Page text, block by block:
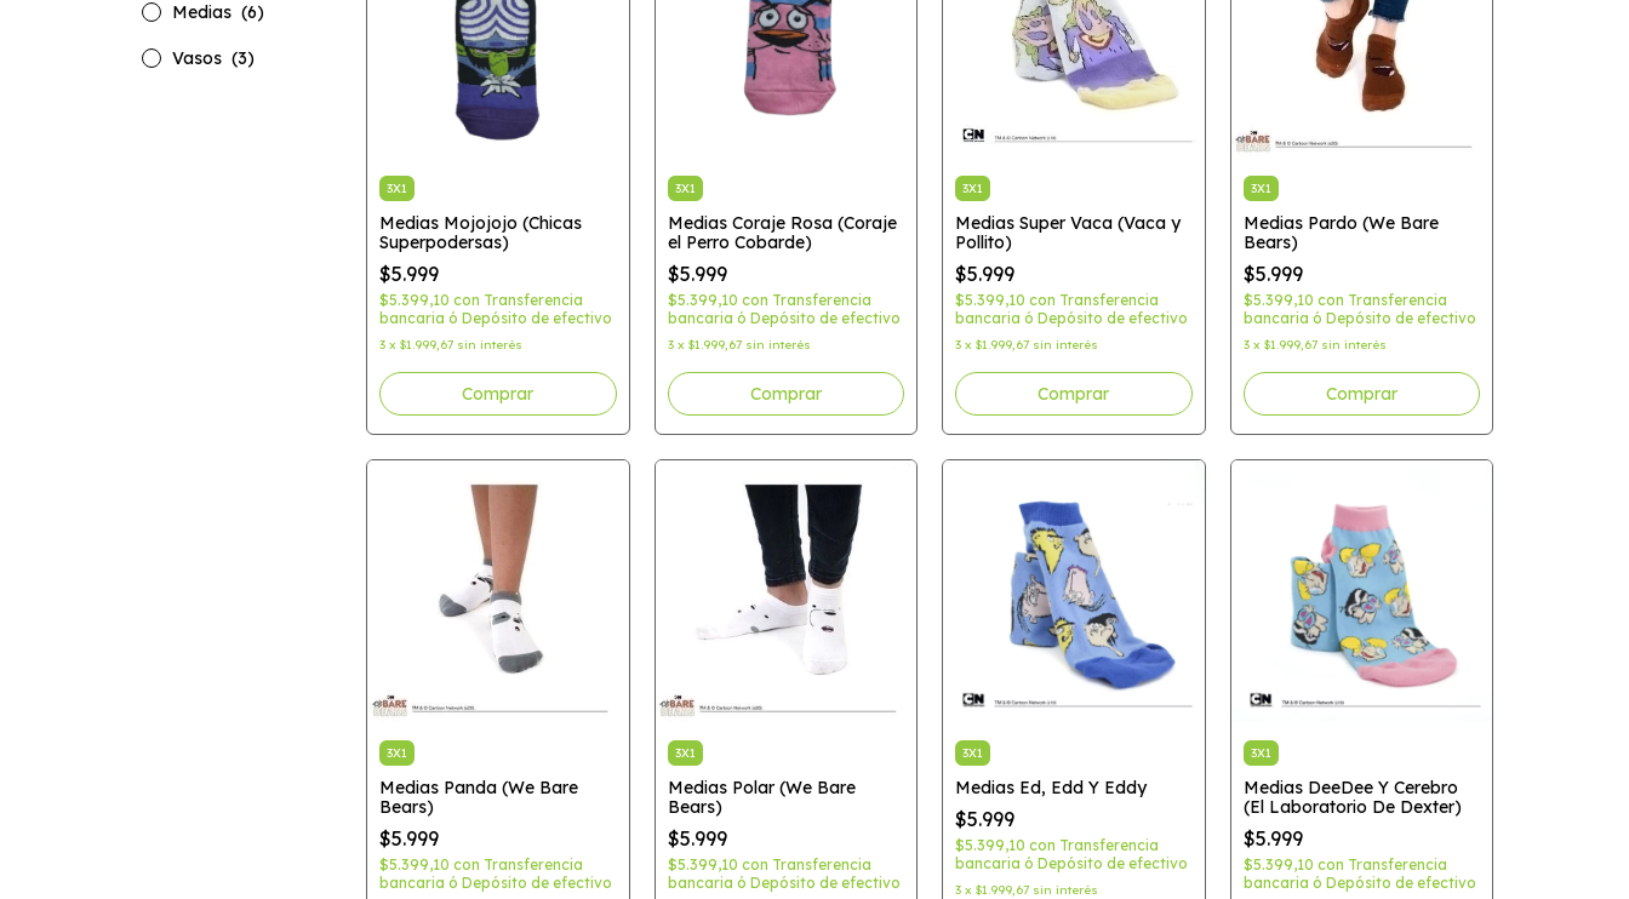
Medias (6)
Vasos (3)
3X1
Medias Mojojojo (Chicas
Superpodersas)
$5.999
$5.399,10 con Transferencia
bancaria ó Depósito de efectivo
3 x $1.999,67 sin interés
3X1
Medias Coraje Rosa (Coraje
el Perro Cobarde)
$5.999
$5.399,10 con Transferencia
bancaria ó Depósito de efectivo
3 x $1.999,67 sin interés
3X1
Medias Super Vaca (Vaca y
Pollito)
$5.999
$5.399,10 con Transferencia
bancaria ó Depósito de efectivo
3 x $1.999,67 sin interés
3X1
Medias Pardo (We Bare
Bears)
$5.999
$5.399,10 con Transferencia
bancaria ó Depósito de efectivo
3 x $1.999,67 sin interés
3X1
Medias Panda (We Bare
Bears)
$5.999
$5.399,10 con Transferencia
bancaria ó Depósito de efectivo
3X1
Medias Polar (We Bare
Bears)
$5.999
$5.399,10 con Transferencia
bancaria ó Depósito de efectivo
3X1
Medias Ed, Edd Y Eddy
$5.999
$5.399,10 con Transferencia
bancaria ó Depósito de efectivo
3 x $1.999,67 sin interés
3X1
Medias DeeDee Y Cerebro
(El Laboratorio De Dexter)
$5.999
$5.399,10 con Transferencia
bancaria ó Depósito de efectivo